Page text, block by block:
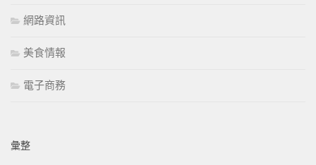
網路資訊
美食情報
電子商務
彙整